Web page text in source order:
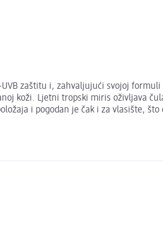
zaštitu i, zahvaljujući svojoj
koži. Ljetni tropski miris oživljava
i pogodan je čak i za vlasište,